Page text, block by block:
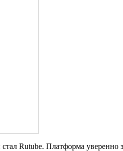
Rutube. Платформа уверенно